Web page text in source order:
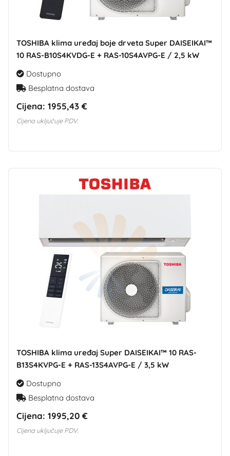
TOSHIBA klima uređaj boje drveta Super DAISEIKAI™
10 RAS-B10S4KVDG-E + RAS-10S4AVPG-E / 2,5 kW
Dostupno
Besplatna dostava
Cijena: 1955,43 €
Cijena uključuje PDV.
TOSHIBA klima uređaj Super DAISEIKAI™ 10 RAS-
B13S4KVPG-E + RAS-13S4AVPG-E / 3,5 kW
Dostupno
Besplatna dostava
Cijena: 1995,20 €
Cijena uključuje PDV.